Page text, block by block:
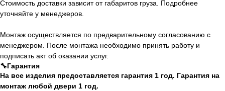
Стоимость доставки зависит от габаритов груза. Подробнее
уточняйте у менеджеров.
Монтаж осуществляется по предварительному согласованию с
менеджером. После монтажа необходимо принять работу и
подписать акт об оказании услуг.
🔧Гарантия
На все изделия предоставляется гарантия 1 год. Гарантия на
монтаж любой двери 1 год.